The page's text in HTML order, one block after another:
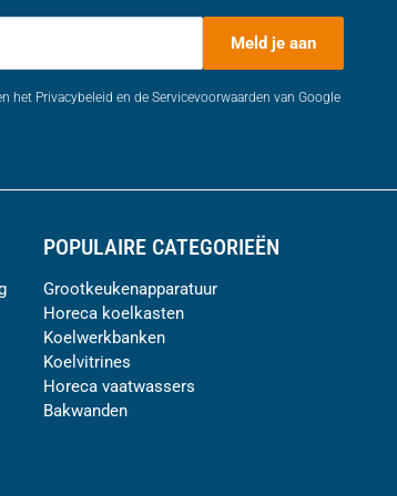
Meld je aan
Privacybeleid en de Servicevoorwaarden van Google
POPULAIRE CATEGORIEËN
Grootkeukenapparatuur
Horeca koelkasten
Koelwerkbanken
Koelvitrines
Horeca vaatwassers
Bakwanden